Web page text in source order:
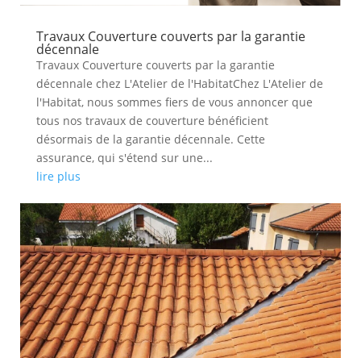
Travaux Couverture couverts par la garantie
décennale
Travaux Couverture couverts par la garantie
décennale chez L'Atelier de l'HabitatChez L'Atelier de
l'Habitat, nous sommes fiers de vous annoncer que
tous nos travaux de couverture bénéficient
désormais de la garantie décennale. Cette
assurance, qui s'étend sur une...
lire plus